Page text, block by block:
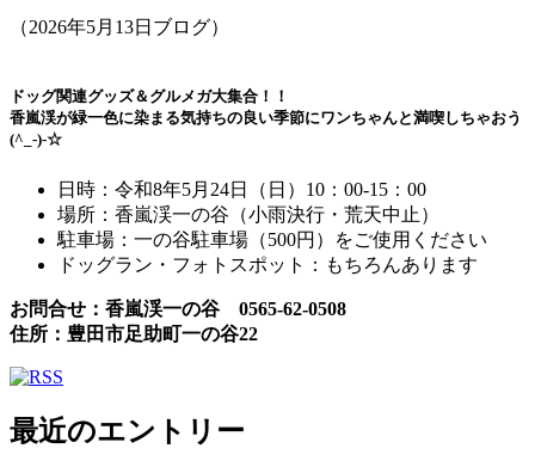
（2026年5月13日ブログ）
ドッグ関連グッズ＆グルメガ大集合！！
香嵐渓が緑一色に染まる気持ちの良い季節にワンちゃんと満喫しちゃおう
(^_-)-☆
日時：令和8年5月24日（日）10：00-15：00
場所：香嵐渓一の谷（小雨決行・荒天中止）
駐車場：一の谷駐車場（500円）をご使用ください
ドッグラン・フォトスポット：もちろんあります
お問合せ：香嵐渓一の谷 0565-62-0508
住所：豊田市足助町一の谷22
最近のエントリー